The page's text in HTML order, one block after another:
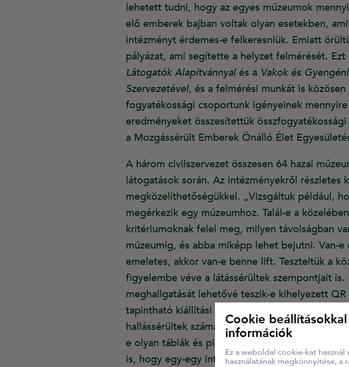
lehetett tudni, hogy az egyes múzeumok
elő emberek bajban voltak olyan esetekben,
intézményt érdemes-e felkeresniük. Emiatt
pályázat, ami segítette a helyzet felmérését.
Látogatók Alapítvánnyalés a Vakok és
Szervezetével, és a felmérési munkát is
fogyatékossági csoportunk igényeinek
eredményeket összesítettük
a Mozgássérült Emberek Önálló Élet
A három civilszervezet összesen 64 hazai
látogatások során. Az intézményekről
megközelíthetőségükkel. „Vizsgáltuk például,
megérkezik egy múzeumhoz. Talál-e a
kritériumoknak felel meg, milyen távolságban
múzeumig, és abba miképp lehet bejutni. Van-
emeletes, akkor van-e benne lift. Teszteltük a
figyelembe véve a látássérültek szempontjait
meghallgatását lehetővé teszik-e kihelyezett
tapintható kiállítási tárgyak, megfelelő
hallássérültek számára elérhető-e indukciós
e olyan táblák és piktogramok, amelyek az
is, hogy egy-egy intézményben vannak-e
Cookie
információk
Ez a weboldal cookie-kat
használatának megkönnyítése, a